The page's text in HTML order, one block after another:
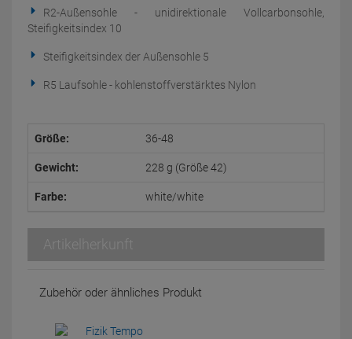
R2-Außensohle - unidirektionale Vollcarbonsohle,
Steifigkeitsindex 10
Steifigkeitsindex der Außensohle 5
R5 Laufsohle - kohlenstoffverstärktes Nylon
Größe: 36-48
Gewicht: 228 g (Größe 42)
Farbe: white/white
Artikelherkunft
Zubehör oder ähnliches Produkt